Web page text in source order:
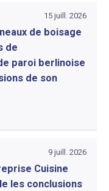
15 juill. 2026
de boisage
de
paroi berlinoise
de son
9 juill. 2026
Cuisine
les conclusions